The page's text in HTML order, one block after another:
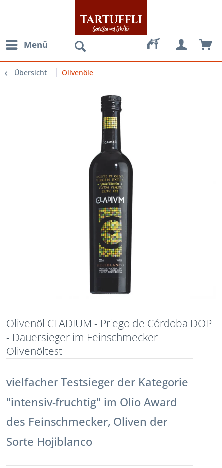
Menü
Übersicht Olivenöle
Olivenöl CLADIUM - Priego de Córdoba DOP
- Dauersieger im Feinschmecker
Olivenöltest
vielfacher Testsieger der Kategorie
"intensiv-fruchtig" im Olio Award
des Feinschmecker, Oliven der
Sorte Hojiblanco